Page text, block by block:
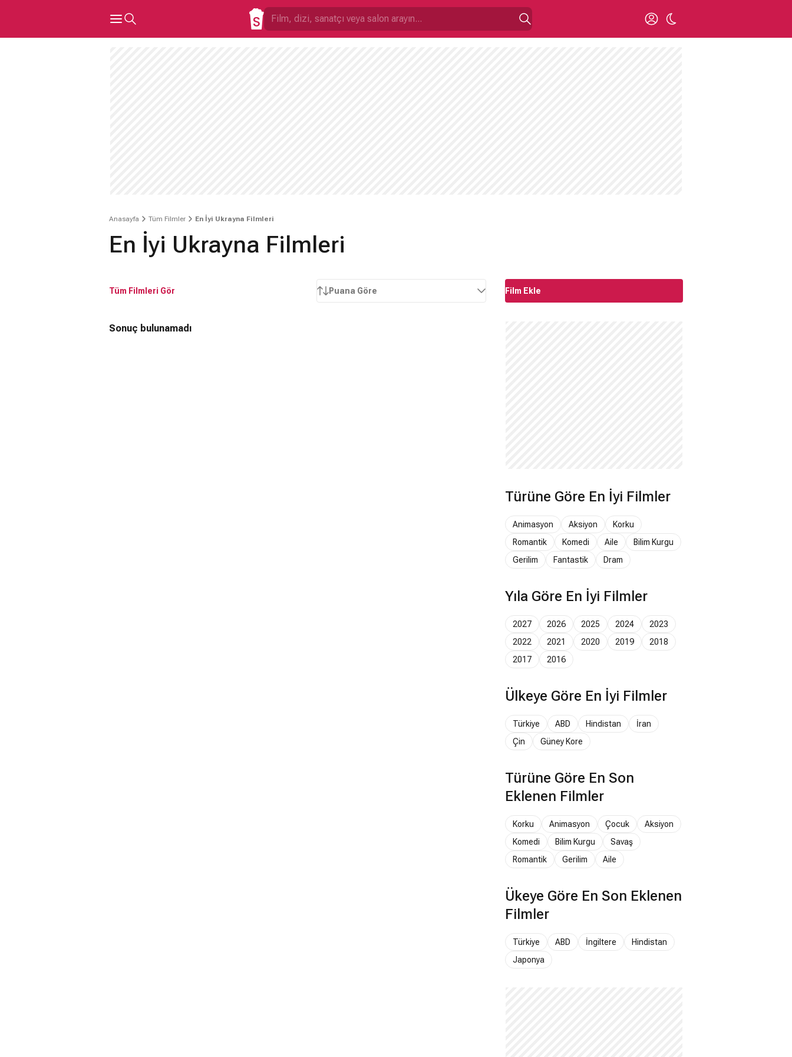
Anasayfa Tüm Filmler En İyi Ukrayna Filmleri
En İyi Ukrayna Filmleri
Tüm Filmleri Gör Puana Göre
Sonuç bulunamadı
Film Ekle
Türüne Göre En İyi Filmler
Animasyon Aksiyon
Korku
Romantik
Komedi Aile
Bilim Kurgu
Gerilim
Fantastik Dram
Yıla Göre En İyi Filmler
2027 2026 2025 2024
2023
2022
2021 2020 2019
2018
2017
2016
Ülkeye Göre En İyi Filmler
Türkiye ABD Hindistan
İran
Çin
Güney Kore
Türüne Göre En Son
Eklenen Filmler
Korku Animasyon Çocuk
Aksiyon
Komedi
Bilim Kurgu
Savaş
Romantik
Gerilim Aile
Ükeye Göre En Son Eklenen
Filmler
Türkiye ABD İngiltere
Hindistan
Japonya